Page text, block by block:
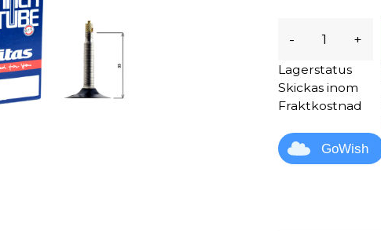
- +
Lagerstatus
Skickas inom
Fraktkostnad
GoWish